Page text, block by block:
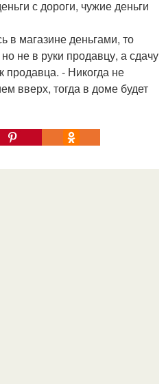
с дороги, чужие деньги
в магазине деньгами, то
не в руки продавцу, а сдачу
продавца. - Никогда не
вверх, тогда в доме будет